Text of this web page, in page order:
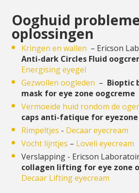
Ooghuid
oplossingen
Kringen en wallen – Ericson
Anti-dark Circles Fluid
Energising eyegel
Gezwollen oogleden – Bioptic
mask for eye zone oogcreme
Vermoeide huid rondom de
caps anti-fatique for eyezone
Rimpeltjes - Decaar eyecream
Vocht lijntjes – Loveli eyecream
Verslapping - Ericson
collagen lifting for eye zone
Decaar Lifting eyecream